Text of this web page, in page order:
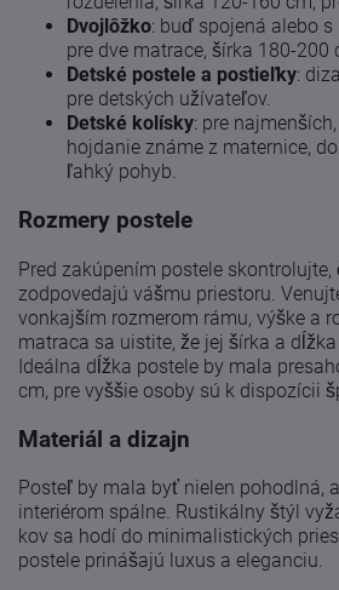
Dvojlôžko: buď spojená alebo
pre dve matrace, šírka 180-200
Detské postele a postieľky:
pre detských užívateľov.
Detské kolísky: pre
hojdanie známe z maternice,
ľahký pohyb.
Rozmery postele
Pred zakúpením postele skontrolujte,
zodpovedajú vášmu priestoru.
vonkajším rozmerom rámu, výške a
matraca sa uistite, že jej šírka a
Ideálna dĺžka postele by mala
cm, pre vyššie osoby sú k dispozícii
Materiál a dizajn
Posteľ by mala byť nielen pohodlná,
interiérom spálne. Rustikálny štýl
kov sa hodí do minimalistických
postele prinášajú luxus a eleganciu.